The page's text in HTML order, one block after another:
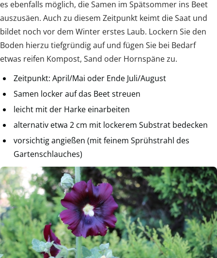
es ebenfalls möglich, die Samen im Spätsommer ins Beet
auszusäen. Auch zu diesem Zeitpunkt keimt die Saat und
bildet noch vor dem Winter erstes Laub. Lockern Sie den
Boden hierzu tiefgründig auf und fügen Sie bei Bedarf
etwas reifen Kompost, Sand oder Hornspäne zu.
Zeitpunkt: April/Mai oder Ende Juli/August
Samen locker auf das Beet streuen
leicht mit der Harke einarbeiten
alternativ etwa 2 cm mit lockerem Substrat bedecken
vorsichtig angießen (mit feinem Sprühstrahl des
Gartenschlauches)